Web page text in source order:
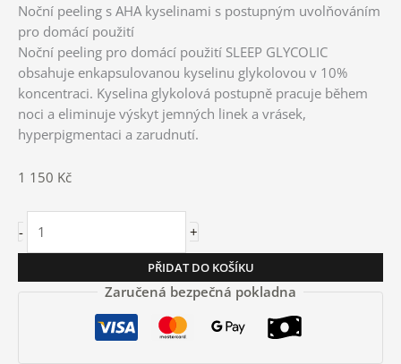
Noční peeling s AHA kyselinami s postupným uvolňováním
pro domácí použití
Noční peeling pro domácí použití SLEEP GLYCOLIC
obsahuje enkapsulovanou kyselinu glykolovou v 10%
koncentraci. Kyselina glykolová postupně pracuje během
noci a eliminuje výskyt jemných linek a vrásek,
hyperpigmentaci a zarudnutí.
1 150 Kč
-
postupným
uvolňováním
pro
domácí
použití
množství
+
PŘIDAT DO KOŠÍKU
Zaručená bezpečná pokladna